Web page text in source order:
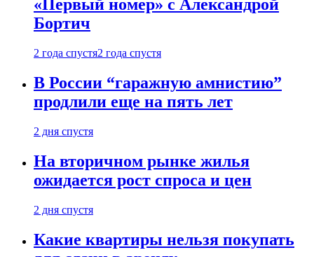
«Первый номер» с Александрой
Бортич
2 года спустя2 года спустя
В России “гаражную амнистию”
продлили еще на пять лет
2 дня спустя
На вторичном рынке жилья
ожидается рост спроса и цен
2 дня спустя
Какие квартиры нельзя покупать